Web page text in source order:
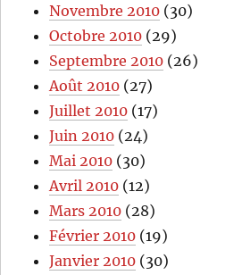
Novembre 2010 (30)
Octobre 2010 (29)
Septembre 2010 (26)
Août 2010 (27)
Juillet 2010 (17)
Juin 2010 (24)
Mai 2010 (30)
Avril 2010 (12)
Mars 2010 (28)
Février 2010 (19)
Janvier 2010 (30)